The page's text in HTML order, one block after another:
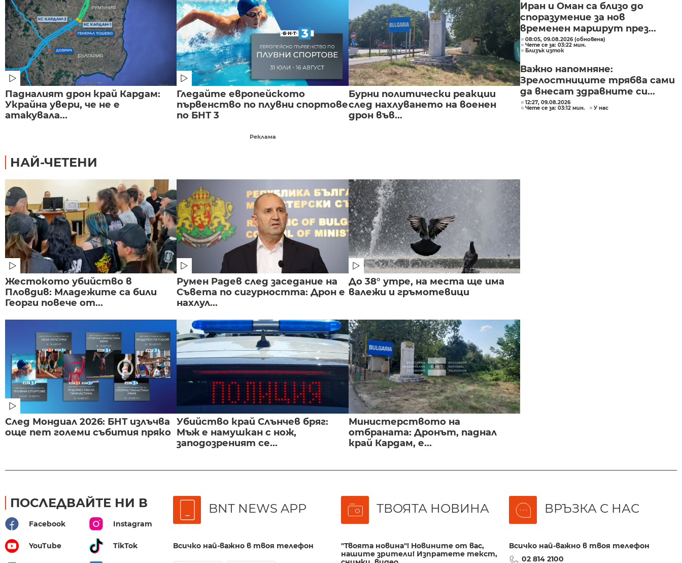
Падналият дрон край Кардам:
Украйна увери, че не е
атакувала...
Гледайте европейското
първенство по плувни спортове
по БНТ 3
Бурни политически реакции
след нахлуването на военен
дрон във...
Реклама
НАЙ-ЧЕТЕНИ
Жестокото убийство в
Пловдив: Младежите са били
Георги повече от...
Румен Радев след заседание на
Съвета по сигурността: Дрон е
нахлул...
До 38° утре, на места ще има
валежи и гръмотевици
След Мондиал 2026: БНТ излъчва
още пет големи събития пряко
Убийство край Слънчев бряг:
Мъж е намушкан с нож,
заподозреният се...
Министерството на
отбраната: Дронът, паднал
край Кардам, е...
Иран и Оман са близо до
споразумение за нов
временен маршрут през...
08:05, 09.08.2026 (обновена)
Чете се за: 03:22 мин.
Близък изток
Важно напомняне:
Зрелостниците трябва сами
да внесат здравните си...
12:27, 09.08.2026
Чете се за: 03:12 мин.
У нас
ПОСЛЕДВАЙТЕ НИ В
Facebook Instagram
YouTube TikTok
BNT NEWS APP
Всичко най-важно в твоя телефон
ТВОЯТА НОВИНА
"Твоята новина"! Новините от вас,
нашите зрители! Изпратете текст,
ВРЪЗКА С НАС
Всичко най-важно в твоя телефон
02 814 2100